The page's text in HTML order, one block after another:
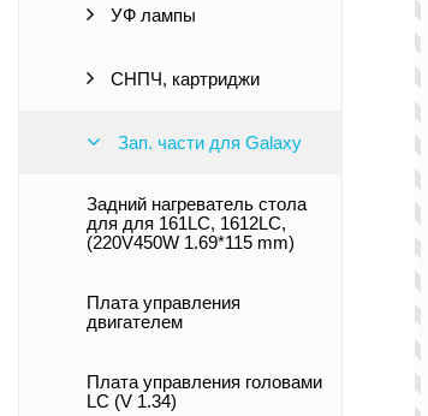
УФ лампы
СНПЧ, картриджи
Зап. части для Galaxy
Задний нагреватель стола
для для 161LC, 1612LC,
(220V450W 1.69*115 mm)
Плата управления
двигателем
Плата управления головами
LC (V 1.34)